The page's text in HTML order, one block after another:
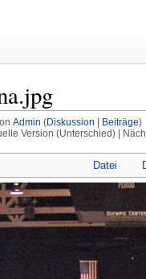
Admin (Diskussion Beiträge)
Version (Unterschied) |
Datei